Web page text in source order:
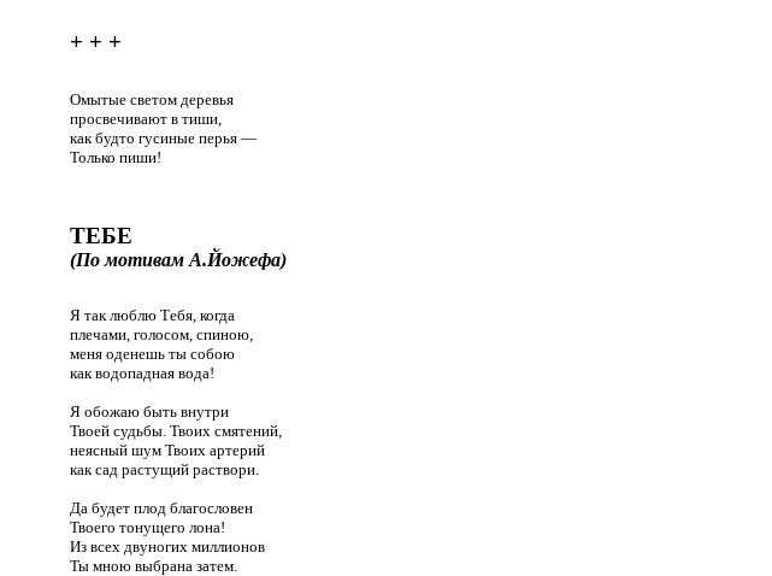
+ + +
Омытые светом деревья
просвечивают в тиши,
как будто гусиные перья —
Только пиши!
ТЕБЕ
(По мотивам А.Йожефа)
Я так люблю Тебя, когда
плечами, голосом, спиною,
меня оденешь ты собою
как водопадная вода!
Я обожаю быть внутри
Твоей судьбы. Твоих смятений,
неясный шум Твоих артерий
как сад растущий раствори.
Да будет плод благословен
Твоего тонущего лона!
Из всех двуногих миллионов
Ты мною выбрана затем.